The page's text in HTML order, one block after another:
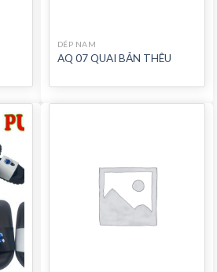
DÉP NAM
AQ 07 QUAI BẢN THÊU